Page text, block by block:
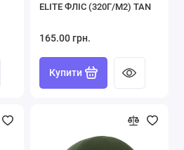
ELITE ФЛІС (320Г/М2) TAN
165.00 грн.
Купити